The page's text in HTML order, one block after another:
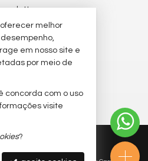
de Privacidade
melhor
em nosso site e
por meio de
concorda com o uso
visite
?